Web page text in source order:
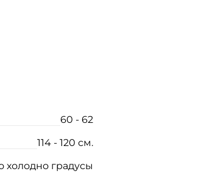
60 - 62
114 - 120 см.
холодно градусы